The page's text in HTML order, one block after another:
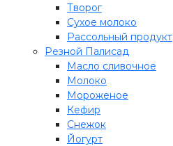
Творог
Сухое молоко
Рассольный продукт
Резной Палисад
Масло сливочное
Молоко
Мороженое
Кефир
Снежок
Йогурт